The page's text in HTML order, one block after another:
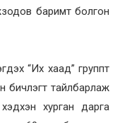
баримт болгон
“Их хаад” группт
бичлэгт тайлбарлаж
хурган дарга